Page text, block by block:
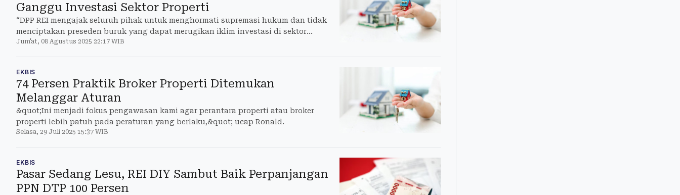
Ganggu Investasi Sektor Properti
“DPP REI mengajak seluruh pihak untuk menghormati supremasi hukum dan tidak
menciptakan preseden buruk yang dapat merugikan iklim investasi di sektor
properti,&quot;
Jum'at, 08 Agustus 2025 22:17 WIB
EKBIS
74 Persen Praktik Broker Properti Ditemukan
Melanggar Aturan
&quot;Ini menjadi fokus pengawasan kami agar perantara properti atau broker
properti lebih patuh pada peraturan yang berlaku,&quot; ucap Ronald.
Selasa, 29 Juli 2025 15:37 WIB
EKBIS
Pasar Sedang Lesu, REI DIY Sambut Baik Perpanjangan
PPN DTP 100 Persen